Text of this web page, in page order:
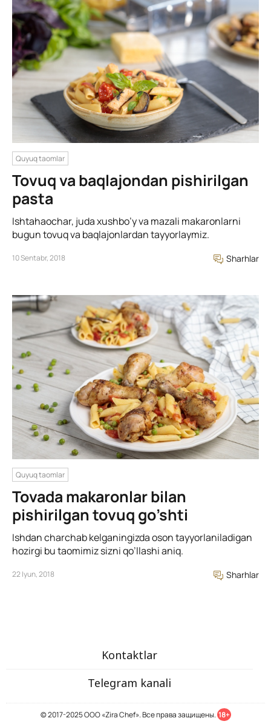
Quyuq taomlar
Tovuq va baqlajondan pishirilgan
pasta
Ishtahaochar, juda xushbo’y va mazali makaronlarni
bugun tovuq va baqlajonlardan tayyorlaymiz.
10 Sentabr, 2018 Sharhlar
Quyuq taomlar
Tovada makaronlar bilan
pishirilgan tovuq go’shti
Ishdan charchab kelganingizda oson tayyorlaniladigan
hozirgi bu taomimiz sizni qo’llashi aniq.
22 Iyun, 2018 Sharhlar
Kontaktlar
Telegram kanali
© 2017-2025 ООО «Zira Chef». Все права защищены. 18+